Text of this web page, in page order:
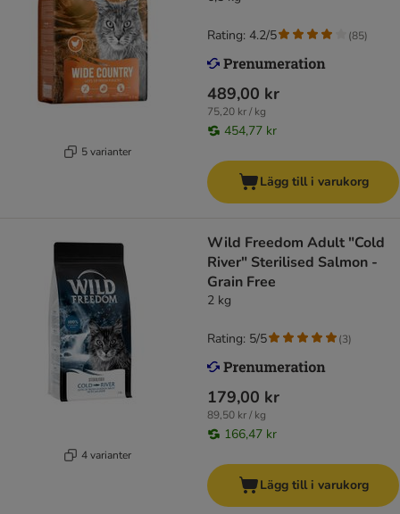
5 varianter
489,00 kr
75,20 kr / kg
454,77 kr
Rating: 4.2/5 (85)
Lägg till i varukorg
4 varianter
Wild Freedom Adult "Cold
River" Sterilised Salmon -
Grain Free
2 kg
179,00 kr
89,50 kr / kg
166,47 kr
Rating: 5/5 (3)
Lägg till i varukorg